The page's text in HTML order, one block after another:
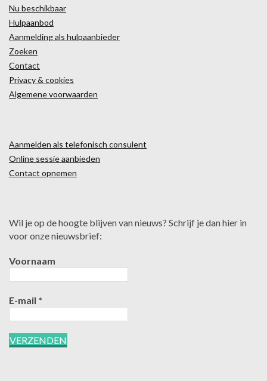
Nu beschikbaar
Hulpaanbod
Aanmelding als hulpaanbieder
Zoeken
Contact
Privacy & cookies
Algemene voorwaarden
Aanmelden als telefonisch consulent
Online sessie aanbieden
Contact opnemen
Wil je op de hoogte blijven van nieuws? Schrijf je dan hier in
voor onze nieuwsbrief:
Voornaam
E-mail *